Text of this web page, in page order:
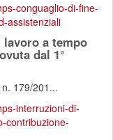
conguaglio-di-fine-
assistenziali
a tempo
dal 1°
179/201...
interruzioni-di-
contribuzione-